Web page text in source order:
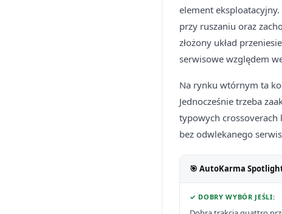
element
przy ruszaniu oraz
złożony układ
serwisowe względem
Na rynku wtórnym ta
Jednocześnie trzeba
typowych crossoverach
bez odwlekanego
🎯 AutoKarma
✓ DOBRY WYBÓR JEŚLI: